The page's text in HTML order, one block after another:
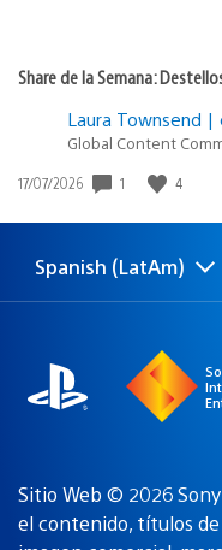
Share de la Semana:
Laura Townsend |
Global Content
Fecha
publicación:
17/07/2026 1 4
Elige
una
Región
actual:
Spanish (LatAm)
Sitio Web © 2026
el contenido, títulos